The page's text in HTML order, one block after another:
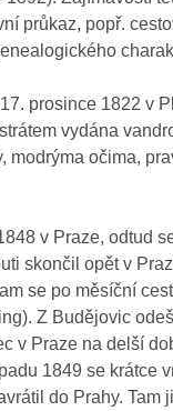
průkaz, popř.
prosince 1822 v
vydána
modrýma očima,
v Praze, odtud
skončil opět v
se po měsíční
Z Budějovic
v Praze na delší
1849 se krátce
do Prahy.